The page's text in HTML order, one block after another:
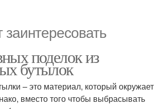
поделок из
бутылок
– это материал, который окружает
вместо того чтобы выбрасывать